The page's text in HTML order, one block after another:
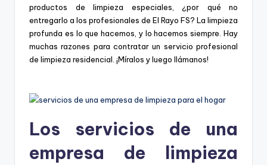
productos de limpieza especiales, ¿por qué no
entregarlo a los profesionales de El Rayo FS? La limpieza
profunda es lo que hacemos, y lo hacemos siempre. Hay
muchas razones para contratar un servicio profesional
de limpieza residencial. ¡Míralos y luego llámanos!
Los servicios de una
empresa de limpieza